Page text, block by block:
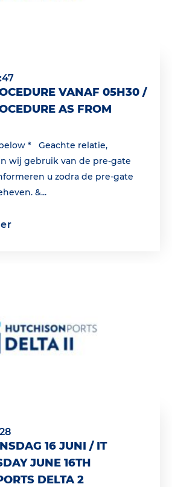
VANAF 05H30 /
AS FROM
* Geachte relatie,
wij gebruik van de pre-gate
u zodra de pre-gate
&...
16 JUNI / IT
JUNE 16TH
DELTA 2